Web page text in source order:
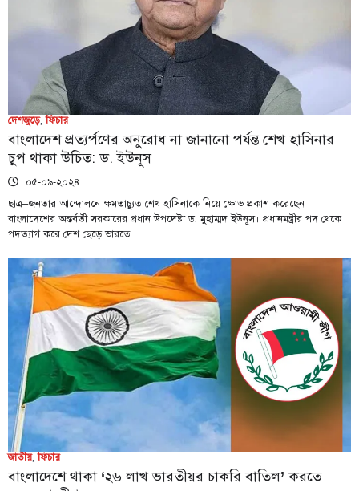
দেশজুড়ে,ফিচার
বাংলাদেশ প্রত্যর্পণের অনুরোধ না জানানো পর্যন্ত শেখ হাসিনার
চুপ থাকা উচিত: ড. ইউনূস
০৫-০৯-২০২৪
ছাত্র–জনতার আন্দোলনে ক্ষমতাচ্যুত শেখ হাসিনাকে নিয়ে ক্ষোভ প্রকাশ করেছেন
বাংলাদেশের অন্তর্বর্তী সরকারের প্রধান উপদেষ্টা ড. মুহাম্মদ ইউনূস। প্রধানমন্ত্রীর পদ থেকে
পদত্যাগ করে দেশ ছেড়ে ভারতে…
জাতীয়,ফিচার
বাংলাদেশে থাকা ‌‘২৬ লাখ ভারতীয়র চাকরি বাতিল’ করতে